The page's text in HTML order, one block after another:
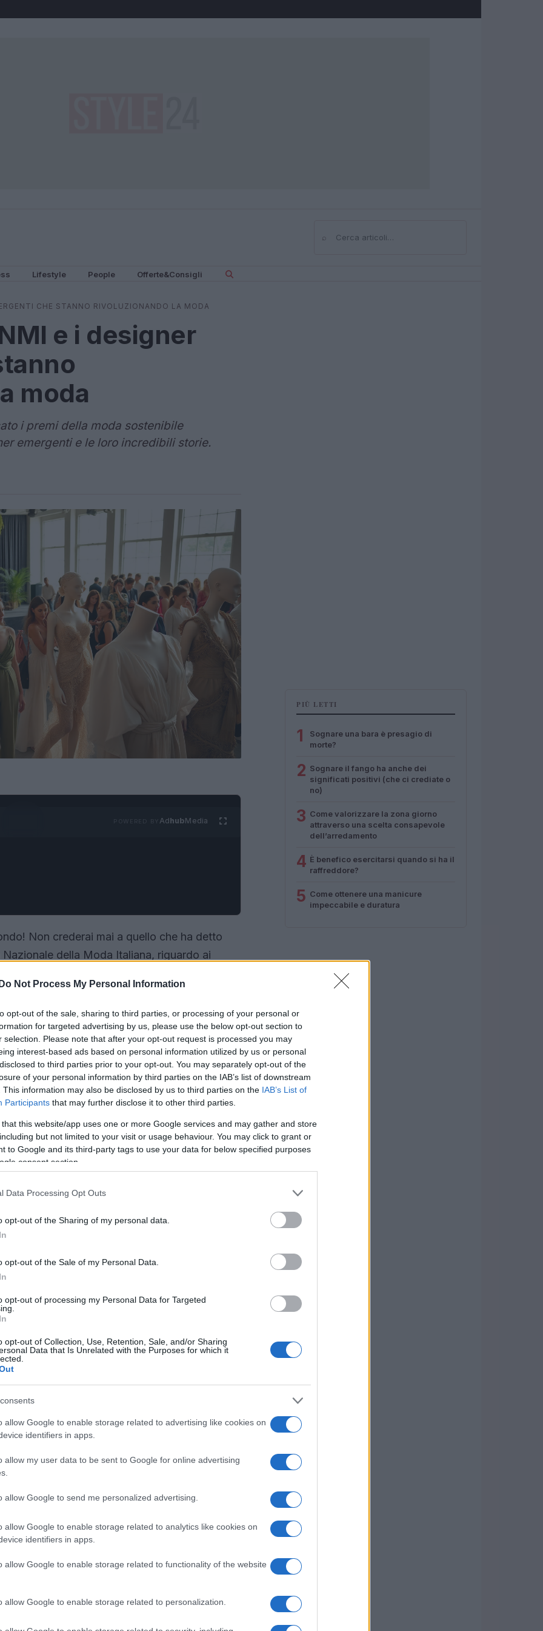
Do Not Process My Personal Information
opt-out of the sale, sharing to third parties, or processing of your personal or
for targeted advertising by us, please use the below opt-out section to
selection. Please note that after your opt-out request is processed you may
interest-based ads based on personal information utilized by us or personal
to third parties prior to your opt-out. You may separately opt-out of the
of your personal information by third parties on the IAB’s list of downstream
This information may also be disclosed by us to third parties on the IAB’s List of
Participants that may further disclose it to other third parties.
that this website/app uses one or more Google services and may gather and store
but not limited to your visit or usage behaviour. You may click to grant or
to Google and its third-party tags to use your data for below specified purposes
consent section.
Data Processing Opt Outs
opt-out of the Sharing of my personal data.
opt-out of the Sale of my Personal Data.
opt-out of processing my Personal Data for Targeted
opt-out of Collection, Use, Retention, Sale, and/or Sharing
Data that Is Unrelated with the Purposes for which it
allow Google to enable storage related to advertising like cookies on
identifiers in apps.
allow my user data to be sent to Google for online advertising
allow Google to send me personalized advertising.
allow Google to enable storage related to analytics like cookies on
identifiers in apps.
allow Google to enable storage related to functionality of the website
allow Google to enable storage related to personalization.
⌕Cerca
Lifestyle People Offerte&Consigli
CHE STANNO RIVOLUZIONANDO LA MODA
e i designer
moda
i premi della moda sostenibile
emergenti e le loro incredibili storie.
AdhubMedia
Non crederai mai a quello che ha detto
della Moda Italiana, riguardo ai
Questi premi, alla loro settima edizione, non
forte e chiaro che ci invita a intraprendere
e sostenibile. Ma chi saranno i
insieme!
sono semplicemente un evento da segnare in
aperto, dove si incontrano tutte le anime del
di fama internazionale, si prepara a
sono distinti per il loro impegno verso un
per sabato 27 settembre, durante la
i vincitori che porteranno le loro
sul palcoscenico mondiale. Non è
la moda circolare, l’impegno climatico e
per i designer emergenti e per
che incoraggia la formazione e la crescita
a selezionare i vincitori, ma avrà anche il
Insomma, un vero e proprio motore di idee!
illustri come Paola Deda, direttore dell’UN
PIÙ LETTI
1
Sognare una bara è presagio di
morte?
2 Sognare il fango ha anche dei
significati positivi (che ci crediate o
no)
3 Come valorizzare la zona giorno
attraverso una scelta consapevole
dell’arredamento
4 È benefico esercitarsi quando si ha il
raffreddore?
5 Come ottenere una manicure
impeccabile e duratura